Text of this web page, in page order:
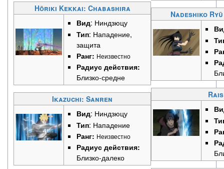
Hōriki Kekkai: Chabashira
Вид: Ниндзюцу
Тип: Нападение,
защита
Ранг: Неизвестно
Радиус действия:
Близко-средне
Ikazuchi: Sanren
Вид: Ниндзюцу
Тип: Нападение
Ранг: Неизвестно
Радиус действия:
Близко-далеко
Nadeshiko